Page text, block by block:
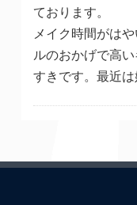
ております。
メイク時間がは
ルのおかげで高
すきです。最近は